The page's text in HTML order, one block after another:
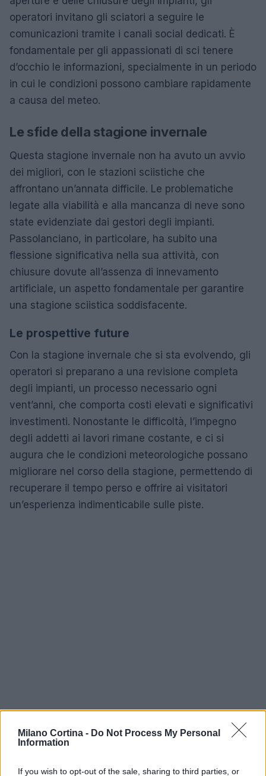
Milano Cortina - Do Not Process My Personal
Information
If you wish to opt-out of the sale, sharing to third parties, or
operatori invitano gli sciatori a seguire le
comunicazioni tramite i canali social dedicati. È
fondamentale per gli appassionati di sci tenere
d’occhio le informazioni, specialmente in un periodo
in cui le condizioni possono cambiare rapidamente
a causa del meteo.
Le sfide della stagione invernale
Questa stagione invernale non ha avuto un avvio
dei migliori, con le stazioni sciistiche che
affrontano un’annata difficile. Le problematiche
legate alla viabilità e alla mancanza di neve sono
state evidenziate dai gestori degli impianti.
Passolanciano, in particolare, ha subito una
flessione significativa nella sua attività, con
chiusure dovute all’assenza di innevamento
artificiale, un aspetto fondamentale per garantire
una stagione sciistica soddisfacente.
Le prospettive future
Con la stagione invernale che si sta evolvendo, gli
operatori si preparano a una revisione completa
degli impianti, un processo necessario ogni
vent’anni, che comporta costi elevati e significativi
investimenti. Nonostante le difficoltà, l’impegno
degli addetti ai lavori rimane costante, e ci si
augura che le condizioni meteorologiche possano
migliorare nel corso della stagione, permettendo di
recuperare il tempo perso e offrire ai visitatori
un’esperienza indimenticabile sulle piste.
AiAdhubMedia